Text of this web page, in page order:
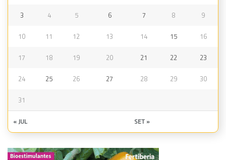
3 4 5 6 7 8 9
10 11 12 13 14 15 16
17 18 19 20 21 22 23
24 25 26 27 28 29 30
31
« JUL SET »